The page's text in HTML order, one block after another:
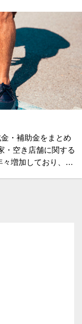
・補助金をまとめ
・空き店舗に関する
々増加しており、…